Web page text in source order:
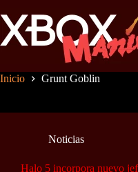
al
contenido
Inicio Grunt Goblin
Noticias
Halo 5 incorpora nuevo